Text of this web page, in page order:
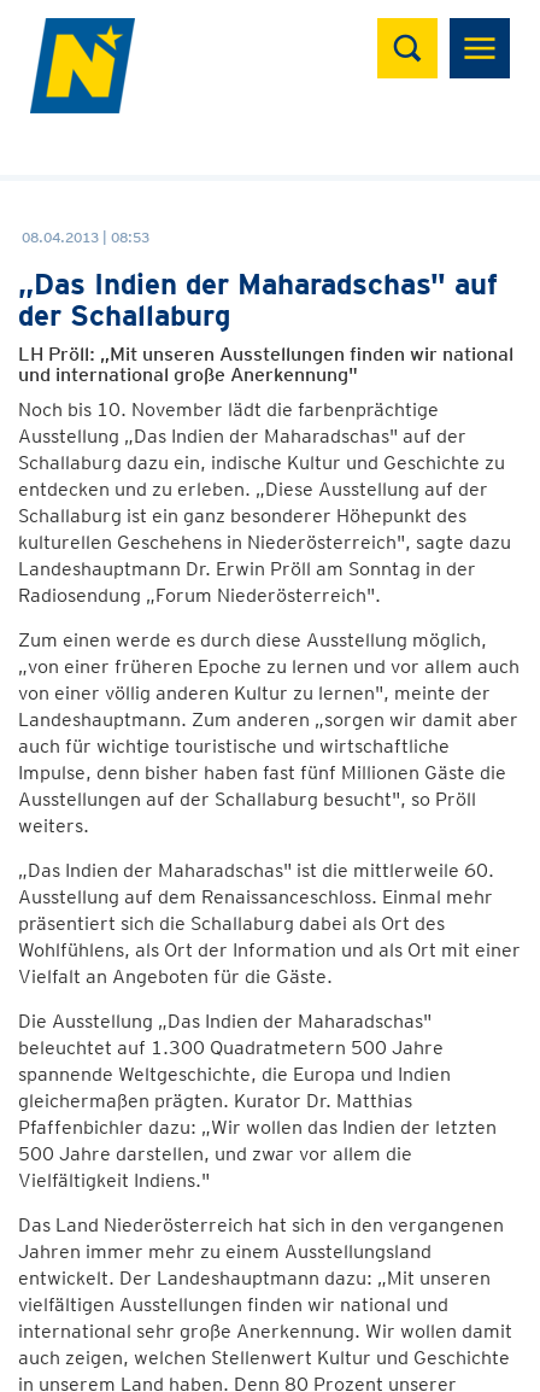
Suchen
08.04.2013 | 08:53
„Das Indien der Maharadschas" auf
der Schallaburg
LH Pröll: „Mit unseren Ausstellungen finden wir national
und international große Anerkennung"
Noch bis 10. November lädt die farbenprächtige
Ausstellung „Das Indien der Maharadschas" auf der
Schallaburg dazu ein, indische Kultur und Geschichte zu
entdecken und zu erleben. „Diese Ausstellung auf der
Schallaburg ist ein ganz besonderer Höhepunkt des
kulturellen Geschehens in Niederösterreich", sagte dazu
Landeshauptmann Dr. Erwin Pröll am Sonntag in der
Radiosendung „Forum Niederösterreich".
Zum einen werde es durch diese Ausstellung möglich,
„von einer früheren Epoche zu lernen und vor allem auch
von einer völlig anderen Kultur zu lernen", meinte der
Landeshauptmann. Zum anderen „sorgen wir damit aber
auch für wichtige touristische und wirtschaftliche
Impulse, denn bisher haben fast fünf Millionen Gäste die
Ausstellungen auf der Schallaburg besucht", so Pröll
weiters.
„Das Indien der Maharadschas" ist die mittlerweile 60.
Ausstellung auf dem Renaissanceschloss. Einmal mehr
präsentiert sich die Schallaburg dabei als Ort des
Wohlfühlens, als Ort der Information und als Ort mit einer
Vielfalt an Angeboten für die Gäste.
Die Ausstellung „Das Indien der Maharadschas"
beleuchtet auf 1.300 Quadratmetern 500 Jahre
spannende Weltgeschichte, die Europa und Indien
gleichermaßen prägten. Kurator Dr. Matthias
Pfaffenbichler dazu: „Wir wollen das Indien der letzten
500 Jahre darstellen, und zwar vor allem die
Vielfältigkeit Indiens."
Das Land Niederösterreich hat sich in den vergangenen
Jahren immer mehr zu einem Ausstellungsland
entwickelt. Der Landeshauptmann dazu: „Mit unseren
vielfältigen Ausstellungen finden wir national und
international sehr große Anerkennung. Wir wollen damit
auch zeigen, welchen Stellenwert Kultur und Geschichte
in unserem Land haben. Denn 80 Prozent unserer